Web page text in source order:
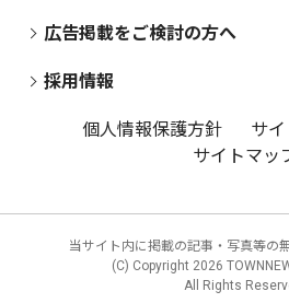
広告掲載をご検討の方へ
採用情報
個人情報保護方針
サ
サイトマッ
当サイト内に掲載の記事・写真等の
(C) Copyright 2026
All Rights